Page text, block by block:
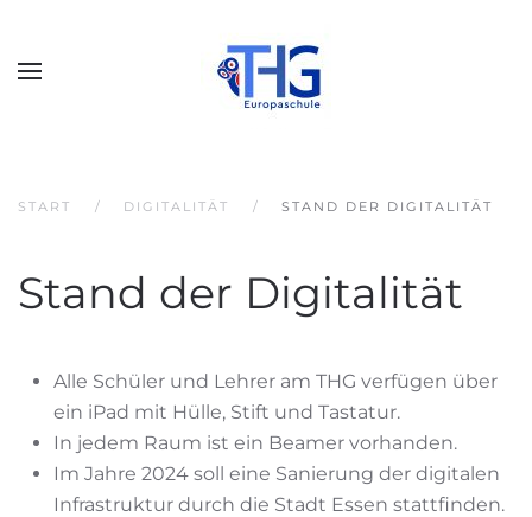
START DIGITALITÄT STAND DER DIGITALITÄT
Stand der Digitalität
Alle Schüler und Lehrer am THG verfügen über
ein iPad mit Hülle, Stift und Tastatur.
In jedem Raum ist ein Beamer vorhanden.
Im Jahre 2024 soll eine Sanierung der digitalen
Infrastruktur durch die Stadt Essen stattfinden.